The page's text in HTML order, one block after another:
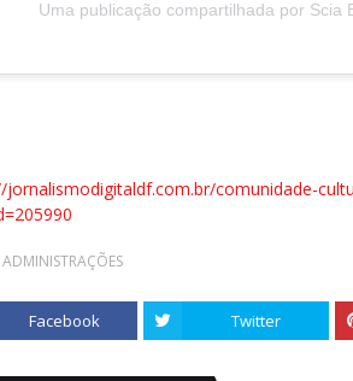
Uma publicação compartilhada por Scia
jornalismodigitaldf.com.br/comunidade-
ADMINISTRAÇÕES
Facebook Twitter